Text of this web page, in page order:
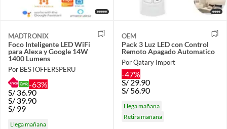
MADTRONIX
Foco Inteligente LED WiFi
para Alexa y Google 14W
1400 Lumens
Por BESTOFFERSPERU
-63%
S/ 36.90
S/ 39.90
S/ 99
Llega mañana
OEM
Pack 3 Luz LED con Control
Remoto Apagado Automatico
Por Qatary Import
-47%
S/ 29.90
S/ 56.90
Llega mañana
Retira mañana